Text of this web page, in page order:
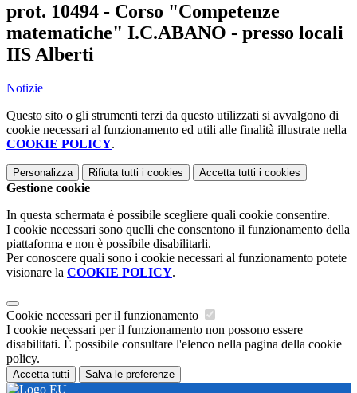
prot. 10494 - Corso "Competenze
matematiche" I.C.ABANO - presso locali
IIS Alberti
Notizie
Questo sito o gli strumenti terzi da questo utilizzati si avvalgono di
cookie necessari al funzionamento ed utili alle finalità illustrate nella
COOKIE POLICY.
Personalizza Rifiuta tutti i cookies Accetta tutti i cookies
Gestione cookie
In questa schermata è possibile scegliere quali cookie consentire.
I cookie necessari sono quelli che consentono il funzionamento della
piattaforma e non è possibile disabilitarli.
Per conoscere quali sono i cookie necessari al funzionamento potete
visionare la COOKIE POLICY.
Cookie necessari per il funzionamento
I cookie necessari per il funzionamento non possono essere
disabilitati. È possibile consultare l'elenco nella pagina della cookie
policy.
Accetta tutti Salva le preferenze